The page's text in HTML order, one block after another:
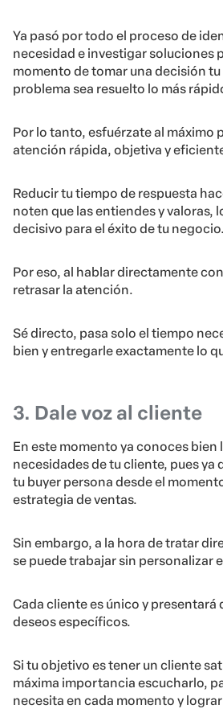
Ya pasó por todo el proceso de
necesidad e investigar soluciones
momento de tomar una decisión
problema sea resuelto lo más
Por lo tanto, esfuérzate al máximo
atención rápida, objetiva y
Reducir tu tiempo de respuesta
noten que las entiendes y valoras,
decisivo para el éxito de tu negocio.
Por eso, al hablar directamente
retrasar la atención.
Sé directo, pasa solo el tiempo
bien y entregarle exactamente lo
3. Dale voz al cliente
En este momento ya conoces bien
necesidades de tu cliente, pues ya
tu buyer persona desde el
estrategia de ventas.
Sin embargo, a la hora de tratar
se puede trabajar sin personalizar
Cada cliente es único y presentará
deseos específicos.
Si tu objetivo es tener un cliente
máxima importancia escucharlo,
necesita en cada momento y